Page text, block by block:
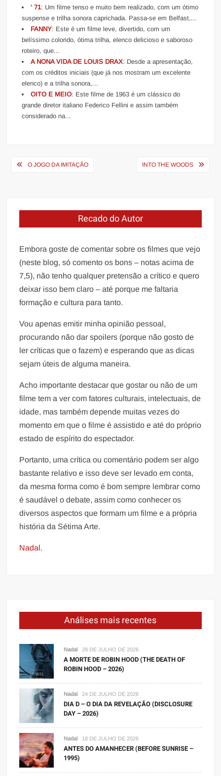
‘ 71: Um filme tenso e muito bem realizado, com um ótimo
suspense e trilha sonora caprichada. Passa-se em Belfast,...
FANNY: Este é um filme leve, divertido, com um
belíssimo colorido, ótima trilha, elenco delicioso e saboroso
roteiro, que...
A NONA VIDA DE LOUIS DRAX: Desde a apresentação,
com os créditos iniciais (que já nos mostram um excelente
elenco) e a trilha sonora,...
OITO E MEIO: Este filme de 1963 é um clássico do
grande diretor italiano Federico Fellini e assim também
considerado na...
Navegação
O JOGO DA IMITAÇÃO INTO THE WOODS
Recado do Autor
Embora goste de comentar sobre os filmes que vejo
(neste blog, só comento os bons – notas acima de
7,5), não tenho qualquer pretensão a crítico e quero
deixar isso bem claro – até porque me faltaria
formação e cultura para tanto.
Vou apenas emitir minha opinião pessoal,
procurando não dar spoilers (porque não gosto de
ler críticas que o fazem) e esperando que as dicas
sejam úteis de alguma maneira.
Acho importante destacar que gostar ou não de um
filme tem a ver com fatores culturais, intelectuais, de
idade, mas também depende muitas vezes do
momento em que o filme é assistido e até do próprio
estado de espírito do espectador.
Portanto, uma crítica ou comentário podem ser algo
bastante relativo e isso deve ser levado em conta,
da mesma forma como é bom sempre lembrar como
é saudável o debate, assim como conhecer os
diversos aspectos que formam um filme e a própria
história da Sétima Arte.
Nadal.
Análises mais recentes
Nadal 28 DE JULHO DE 2026
A MORTE DE ROBIN HOOD (THE DEATH OF
ROBIN HOOD – 2026)
Nadal 24 DE JULHO DE 2026
DIA D – O DIA DA REVELAÇÃO (DISCLOSURE
DAY – 2026)
Nadal 18 DE JULHO DE 2026
ANTES DO AMANHECER (BEFORE SUNRISE –
1995)